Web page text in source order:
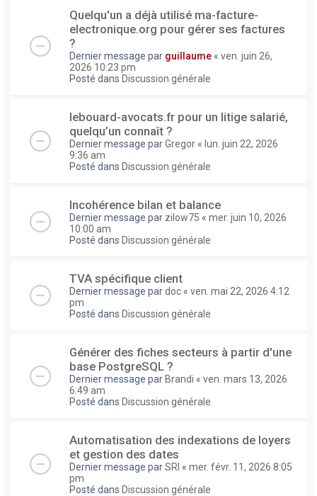
Quelqu'un a déjà utilisé ma-facture-
electronique.org pour gérer ses factures
?
Dernier message par guillaume « ven. juin 26,
2026 10:23 pm
Posté dans Discussion générale
lebouard-avocats.fr pour un litige salarié,
quelqu’un connaît ?
Dernier message parGregor « lun. juin 22, 2026
9:36 am
Posté dans Discussion générale
Incohérence bilan et balance
Dernier message par zilow75 « mer. juin 10, 2026
10:00 am
Posté dans Discussion générale
TVA spécifique client
Dernier message pardoc « ven. mai 22, 2026 4:12
pm
Posté dans Discussion générale
Générer des fiches secteurs à partir d'une
base PostgreSQL ?
Dernier message par Brandi « ven. mars 13, 2026
6:49 am
Posté dans Discussion générale
Automatisation des indexations de loyers
et gestion des dates
Dernier message parSRI « mer. févr. 11, 2026 8:05
pm
Posté dans Discussion générale